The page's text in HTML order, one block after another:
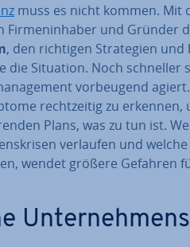
muss es nicht kommen. Mit
Fir­men­in­ha­ber und Gründer
, den richtigen Stra­te­gien
die Situation. Noch schneller
vor­beu­gend
recht­zei­tig zu erkennen,
Plans, was zu tun ist.
verlaufen und
wendet größere Gefahren